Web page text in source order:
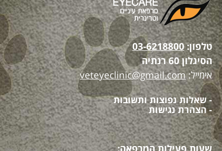
טלפון:03-6218800
הסיגלון 60 רנתיה
אימייל:veteyeclinic@gmail.com
- שאלות נפוצות ותשובות
- הצהרת נגישות